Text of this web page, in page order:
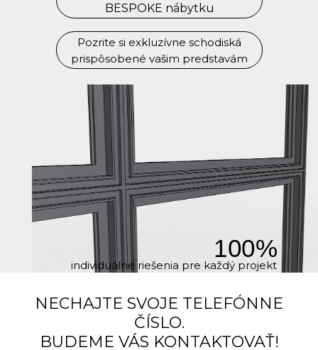
BESPOKE nábytku
Pozrite si exkluzívne schodiská
prispôsobené vašim predstavám
individuálne riešenia pre každý projekt
100%
NECHAJTE SVOJE TELEFÓNNE
ČÍSLO.
BUDEME VÁS KONTAKTOVAŤ!
ornamentné sklo
Termín realizácie
do troch mesiacov
+421